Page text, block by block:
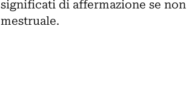
significati di affermazione se
mestruale.